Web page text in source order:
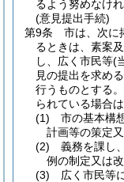
るよう努めなけ
(意見提出手続)
第9条
市は、次に
るときは、素案
し、広く市民等(
見の提出を求め
行うものとする。
られている場合
(1)
市の基本構
計画等の策定
(2)
義務を課し
例の制定又は
(3)
広く市民等